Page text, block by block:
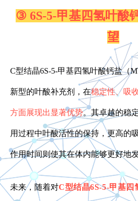
③ 6S-5-甲基四氢叶酸
望
C型结晶6S-5-甲基四氢叶酸钙盐（
新型的叶酸补充剂，在稳定性、吸
方面展现出显著优势。其卓越的稳
用过程中叶酸活性的保持，更高的
作用时间则使其在体内能够更好地
未来，随着对C型结晶6S-5-甲基四